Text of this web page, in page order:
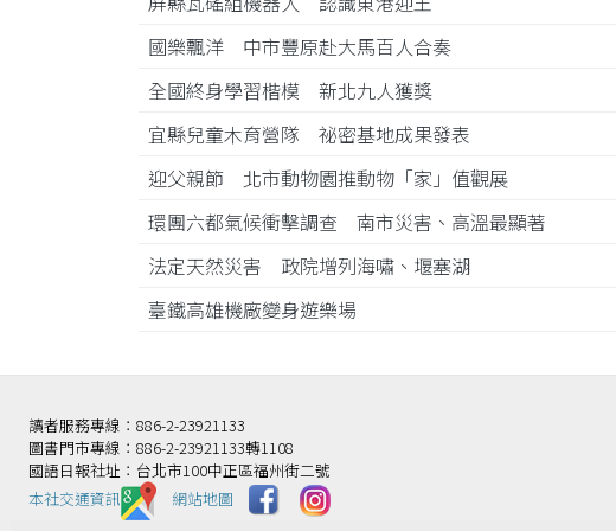
國樂飄洋 中市豐原赴大馬百人合奏
全國終身學習楷模 新北九人獲獎
宜縣兒童木育營隊 祕密基地成果發表
迎父親節 北市動物園推動物「家」值觀展
環團六都氣候衝擊調查 南市災害、高溫最顯著
法定天然災害 政院增列海嘯、堰塞湖
臺鐵高雄機廠變身遊樂場
讀者服務專線：886-2-23921133
圖書門市專線：886-2-23921133轉1108
國語日報社址：台北市100中正區福州街二號
本社交通資訊️
網站地圖